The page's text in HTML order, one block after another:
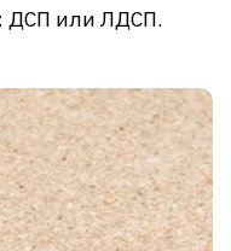
ДСП или ЛДСП.